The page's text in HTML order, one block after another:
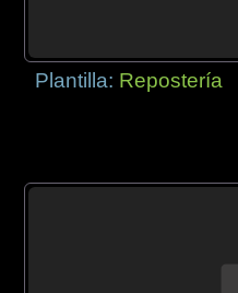
Plantilla: Repostería